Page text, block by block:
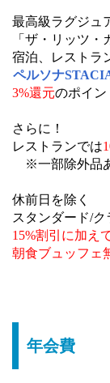
最高級ラグジュ
「ザ・リッツ
宿泊、レストラ
ペルソナ
3%還元のポイン
さらに！
レストランでは
※一部除外品
休前日を除く
スタンダード/ク
15%割引に加えて
朝食ブュッフェ
年会費